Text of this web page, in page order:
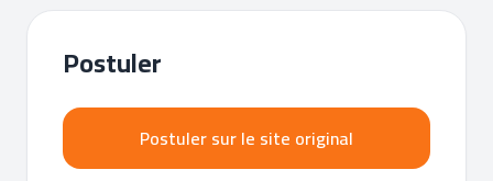
Postuler
Postuler sur le site original